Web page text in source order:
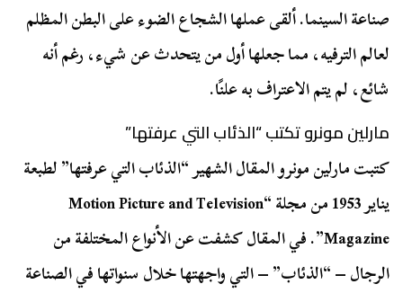
صناعة السينما. ألقى عملها الشجاع الضوء على البطن المظلم
لعالم الترفيه، مما جعلها أول من يتحدث عن شيء، رغم أنه
شائع، لم يتم الاعتراف به علنًا.
مارلين مونرو تكتب “الذئاب التي عرفتها”
كتبت مارلين مونرو المقال الشهير “الذئاب التي عرفتها” لطبعة
يناير 1953 من مجلة “Motion Picture and Television
Magazine”. في المقال كشفت عن الأنواع المختلفة من
الرجال – “الذئاب” – التي واجهتها خلال سنواتها في الصناعة